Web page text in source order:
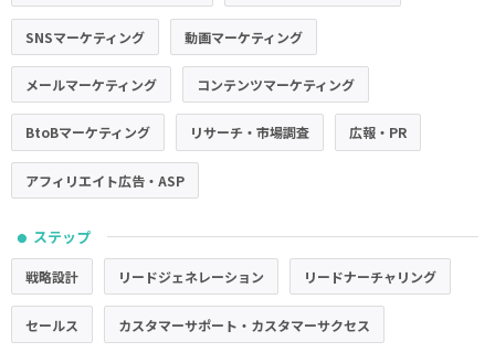
SNSマーケティング 動画マーケティング
メールマーケティング コンテンツマーケティング
BtoBマーケティング リサーチ・市場調査 広報・PR
アフィリエイト広告・ASP
● ステップ
戦略設計 リードジェネレーション リードナーチャリング
セールス カスタマーサポート・カスタマーサクセス